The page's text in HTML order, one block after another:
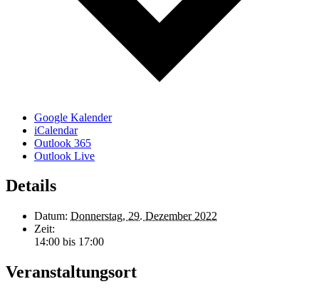
Google Kalender
iCalendar
Outlook 365
Outlook Live
Details
Datum: Donnerstag, 29. Dezember 2022
Zeit:
14:00 bis 17:00
Veranstaltungsort